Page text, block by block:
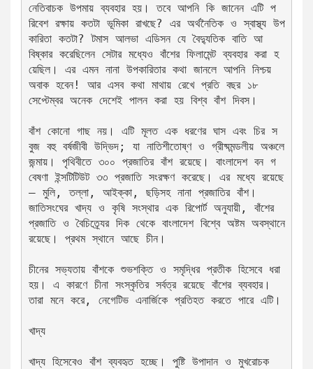
নেতিবাচক উপমায় ব্যবহার হয়। তবে আপনি কি জানেন এটি প
রিবেশ রক্ষায় কতটা ভূমিকা রাখছে? এর অর্থনৈতিক ও স্বাস্থ্য উপ
কারিতা কতটা? টমাস আলভা এডিসন যে বৈদ্যুতিক বাতি আ
বিষ্কার করেছিলেন সেটার মধ্যেও বাঁশের ফিলামেন্ট ব্যবহার করা হ
য়েছিল। এর এমন নানা উপকারিতার কথা জানলে আপনি নিশ্চয়
অবাক হবেন! আর এসব কথা মাথায় রেখে প্রতি বছর ১৮
সেপ্টেম্বর অনেক দেশেই পালন করা হয় বিশ্ব বাঁশ দিবস।
বাঁশ কোনো গাছ নয়। এটি মূলত এক ধরণের ঘাস এবং চির স
বুজ বহু বর্ষজীবী উদ্ভিদ; যা নাতিশীতোষ্ণ ও গ্রীষ্মমন্ডলীয় অঞ্চলে
জন্মায়। পৃথিবীতে ৩০০ প্রজাতির বাঁশ রয়েছে। বাংলাদেশ বন গ
বেষণা ইন্সটিটিউট ৩৩ প্রজাতি সংরক্ষণ করেছে। এর মধ্যে রয়েছে
— মুলি, তল্লা, আইক্কা, ছড়িসহ নানা প্রজাতির বাঁশ।
জাতিসংঘের খাদ্য ও কৃষি সংস্থার এক রিপোর্ট অনুযায়ী, বাঁশের
প্রজাতি ও বৈচিত্র্যের দিক থেকে বাংলাদেশ বিশ্বে অষ্টম অবস্থানে
রয়েছে। প্রথম স্থানে আছে চীন।
চীনের সভ্যতায় বাঁশকে শুভশক্তি ও সমৃদ্ধির প্রতীক হিসেবে ধরা
হয়। এ কারণে চীনা সংস্কৃতির সর্বত্র রয়েছে বাঁশের ব্যবহার।
তারা মনে করে, নেগেটিভ এনার্জিকে প্রতিহত করতে পারে এটি।
খাদ্য
খাদ্য হিসেবেও বাঁশ ব্যবহৃত হচ্ছে। পুষ্টি উপাদান ও মুখরোচক